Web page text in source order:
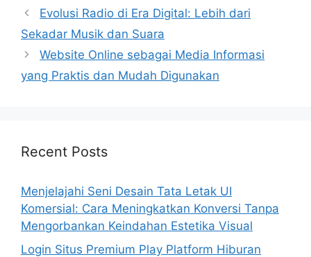
Evolusi Radio di Era Digital: Lebih dari
Sekadar Musik dan Suara
Website Online sebagai Media Informasi
yang Praktis dan Mudah Digunakan
Recent Posts
Menjelajahi Seni Desain Tata Letak UI
Komersial: Cara Meningkatkan Konversi Tanpa
Mengorbankan Keindahan Estetika Visual
Login Situs Premium Play Platform Hiburan